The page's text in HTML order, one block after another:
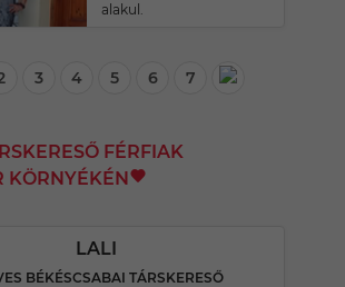
alakul.
3 4 5 6 7
FÉRFIAK
KÖRNYÉKÉN
LALI
BÉKÉSCSABAI TÁRSKERESŐ